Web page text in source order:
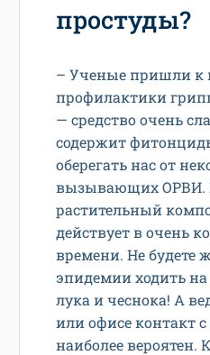
простуды?
– Ученые пришли к
профилактики
— средство очень
содержит
оберегать нас от
вызывающих ОРВИ.
растительный
действует в очень
времени. Не будете
эпидемии ходить на
лука и чеснока! А
или офисе контакт
наиболее вероятен.